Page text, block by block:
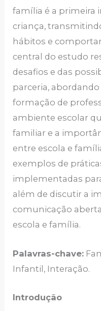
família é a primeira
criança,
hábitos e
central do estudo
desafios e das
parceria,
formação de
ambiente escolar
familiar e a
entre escola e
exemplos de
implementadas
além de discutir a
comunicação
escola e família.
Palavras-chave:
Infantil, Interação.
Introdução